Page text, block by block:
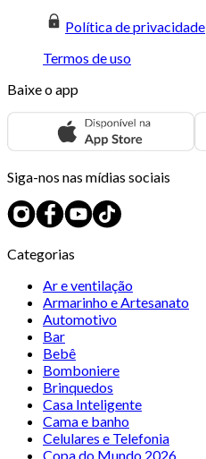
Política de privacidade
Termos de uso
Baixe o app
Siga-nos nas mídias sociais
Categorias
Ar e ventilação
Armarinho e Artesanato
Automotivo
Bar
Bebê
Bomboniere
Brinquedos
Casa Inteligente
Cama e banho
Celulares e Telefonia
Copa do Mundo 2026